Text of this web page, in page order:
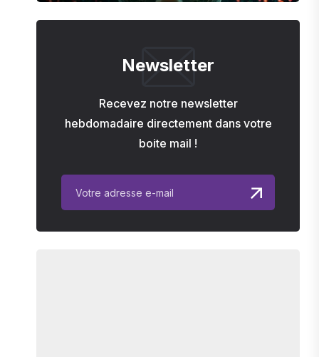
Newsletter
Recevez notre newsletter
hebdomadaire directement dans votre
boite mail !